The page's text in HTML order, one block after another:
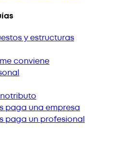
y estructuras
conviene
paga una empresa
paga un profesional